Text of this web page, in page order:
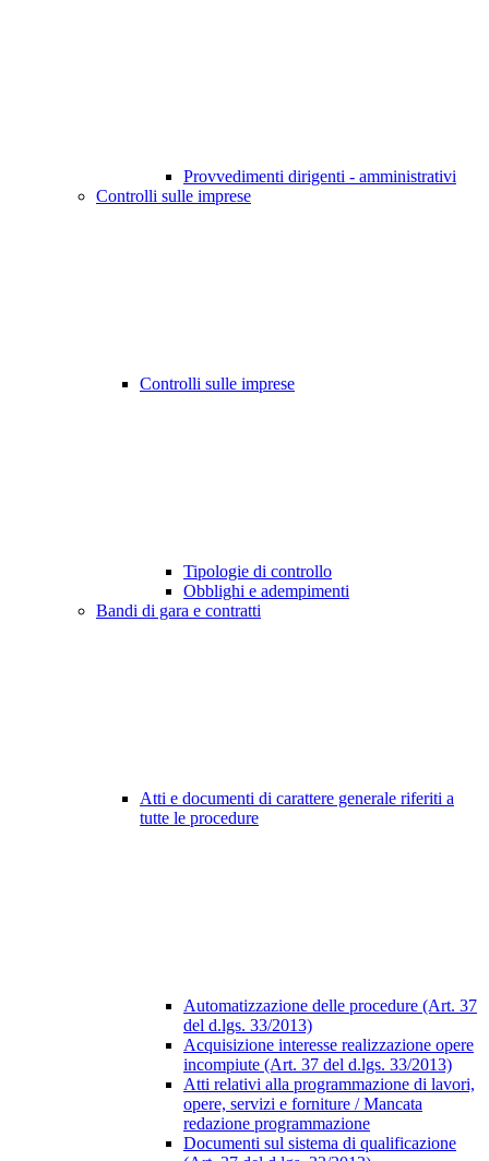
Provvedimenti dirigenti - amministrativi
Controlli sulle imprese
Controlli sulle imprese
Tipologie di controllo
Obblighi e adempimenti
Bandi di gara e contratti
Atti e documenti di carattere generale riferiti a
tutte le procedure
Automatizzazione delle procedure (Art. 37
del d.lgs. 33/2013)
Acquisizione interesse realizzazione opere
incompiute (Art. 37 del d.lgs. 33/2013)
Atti relativi alla programmazione di lavori,
opere, servizi e forniture / Mancata
redazione programmazione
Documenti sul sistema di qualificazione